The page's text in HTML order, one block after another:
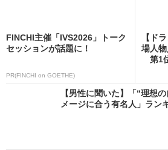
FINCHI主催「IVS2026」トーク
セッションが話題に！
PR(FINCHI on GOETHE)
【ド
場人
第1
【男性に聞いた】「“理想
メージに合う有名人」ラン